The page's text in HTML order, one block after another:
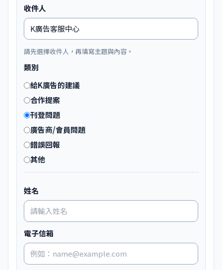
收件人
請先選擇收件人，再填寫主題與內容。
類別
給K廣告的建議
合作提案
刊登問題
廣告商/會員問題
錯誤回報
其他
姓名
電子信箱